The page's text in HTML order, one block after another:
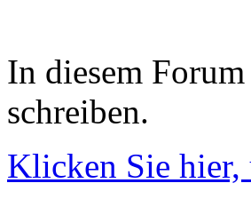
In diesem
schreiben.
Klicken Sie hier,